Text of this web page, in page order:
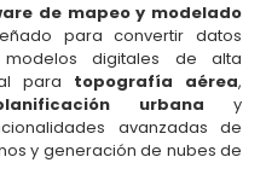
de mapeo y modelado
para convertir datos
digitales de alta
para topografía aérea,
urbana y
avanzadas de
y generación de nubes de